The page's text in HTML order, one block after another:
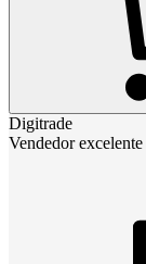
Digitrade
Vendedor excelente